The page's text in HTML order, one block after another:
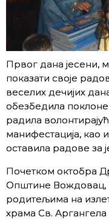
Првог дана јесени,
показати своје
веселих дечијих
обезбедила поклоне
радила
манифестација, као
оставила радове за
Почетком октобра
Општине Вождовац,
родитељима на
храма Св.